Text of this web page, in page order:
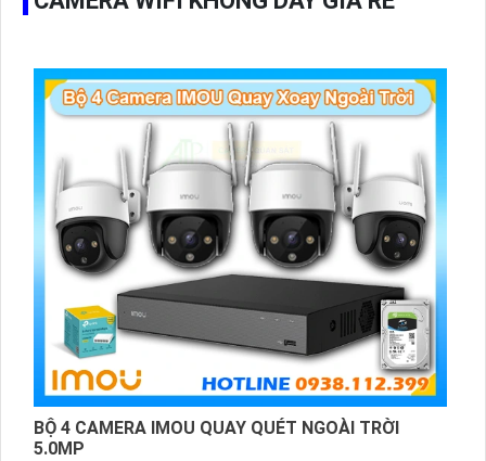
Ngoài ra, camera còn có tính năng hồng ngoại thông minh
cho phép bạn sử dụng camera ở nhiều môi trường khác
nhau.
BỘ 4 CAMERA IMOU QUAY QUÉT NGOÀI TRỜI
5.0MP